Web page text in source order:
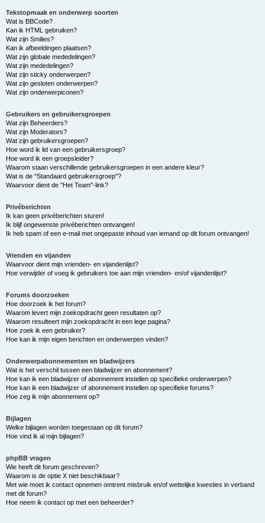
Tekstopmaak en onderwerp soorten
Wat is BBCode?
Kan ik HTML gebruiken?
Wat zijn Smilies?
Kan ik afbeeldingen plaatsen?
Wat zijn globale mededelingen?
Wat zijn mededelingen?
Wat zijn sticky onderwerpen?
Wat zijn gesloten onderwerpen?
Wat zijn onderwerpiconen?
Gebruikers en gebruikersgroepen
Wat zijn Beheerders?
Wat zijn Moderators?
Wat zijn gebruikersgroepen?
Hoe word ik lid van een gebruikersgroep?
Hoe word ik een groepsleider?
Waarom staan verschillende gebruikersgroepen in een andere kleur?
Wat is de "Standaard gebruikersgroep"?
Waarvoor dient de "Het Team"-link?
Privéberichten
Ik kan geen privéberichten sturen!
Ik blijf ongewenste privéberichten ontvangen!
Ik heb spam of een e-mail met ongepaste inhoud van iemand op dit forum ontvangen!
Vrienden en vijanden
Waarvoor dient mijn vrienden- en vijandenlijst?
Hoe verwijder of voeg ik gebruikers toe aan mijn vrienden- en/of vijandenlijst?
Forums doorzoeken
Hoe doorzoek ik het forum?
Waarom levert mijn zoekopdracht geen resultaten op?
Waarom resulteert mijn zoekopdracht in een lege pagina?
Hoe zoek ik een gebruiker?
Hoe kan ik mijn eigen berichten en onderwerpen vinden?
Onderwerpabonnementen en bladwijzers
Wat is het verschil tussen een bladwijzer en abonnement?
Hoe kan ik een bladwijzer of abonnement instellen op specifieke onderwerpen?
Hoe kan ik een bladwijzer of abonnement instellen op specifieke forums?
Hoe zeg ik mijn abonnement op?
Bijlagen
Welke bijlagen worden toegestaan op dit forum?
Hoe vind ik al mijn bijlagen?
phpBB vragen
Wie heeft dit forum geschreven?
Waarom is de optie X niet beschikbaar?
Met wie moet ik contact opnemen omtrent misbruik en/of wettelijke kwesties in verband
met dit forum?
Hoe neem ik contact op met een beheerder?